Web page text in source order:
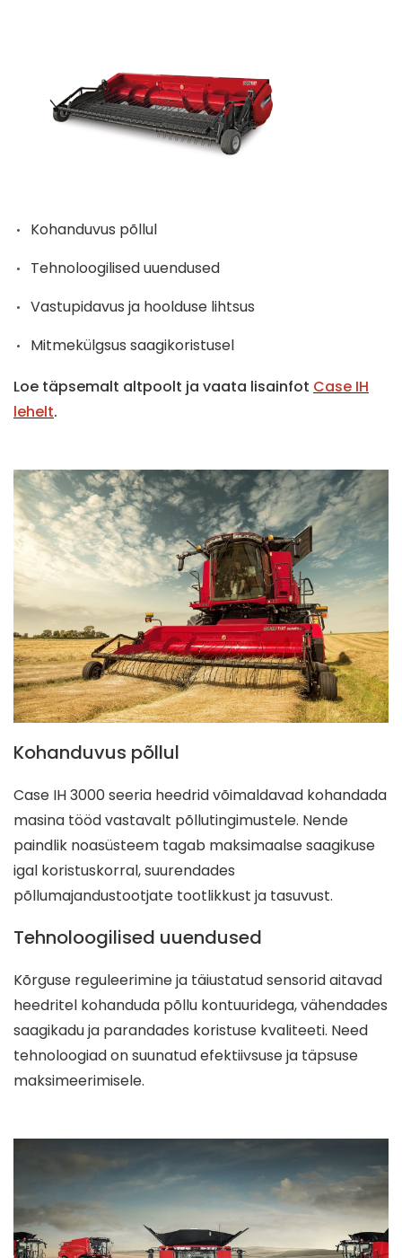
Kohanduvus põllul
Tehnoloogilised uuendused
Vastupidavus ja hoolduse lihtsus
Mitmekülgsus saagikoristusel
Loe täpsemalt altpoolt ja vaata lisainfot Case IH
lehelt.
Kohanduvus põllul
Case IH 3000 seeria heedrid võimaldavad kohandada
masina tööd vastavalt põllutingimustele. Nende
paindlik noasüsteem tagab maksimaalse saagikuse
igal koristuskorral, suurendades
põllumajandustootjate tootlikkust ja tasuvust.
Tehnoloogilised uuendused
Kõrguse reguleerimine ja täiustatud sensorid aitavad
heedritel kohanduda põllu kontuuridega, vähendades
saagikadu ja parandades koristuse kvaliteeti. Need
tehnoloogiad on suunatud efektiivsuse ja täpsuse
maksimeerimisele.